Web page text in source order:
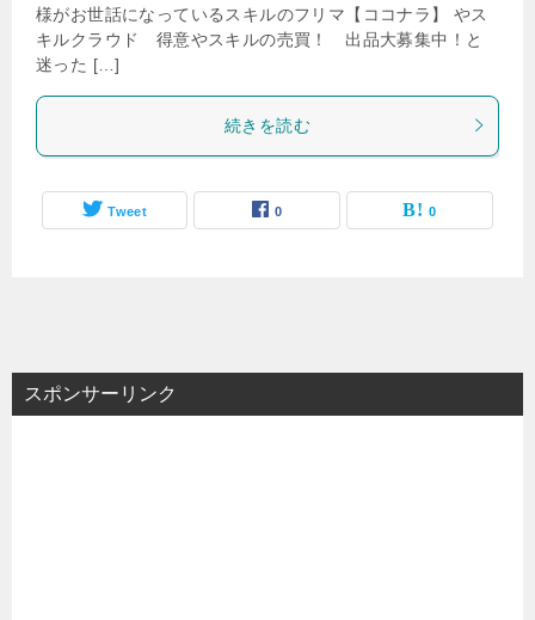
様がお世話になっているスキルのフリマ【ココナラ】 やス
キルクラウド 得意やスキルの売買！ 出品大募集中！と
迷った […]
続きを読む
Tweet 0 0
スポンサーリンク